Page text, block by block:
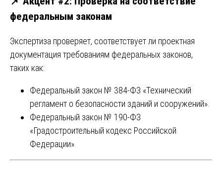
федеральным законам
Экспертиза проверяет, соответствует ли проектная
документация требованиям федеральных законов,
таких как:
Федеральный закон № 384-ФЗ «Технический
регламент о безопасности зданий и сооружений».
Федеральный закон № 190-ФЗ
«Градостроительный кодекс Российской
Федерации».